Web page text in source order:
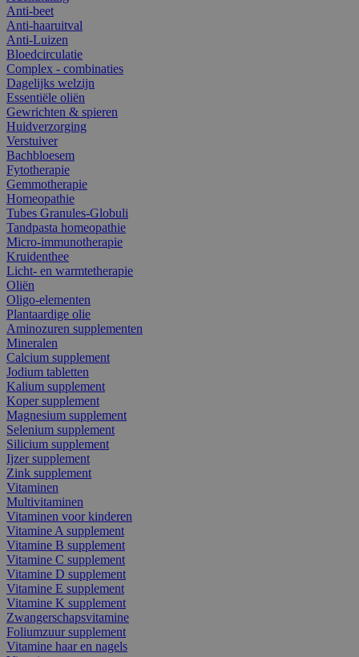
Anti-beet
Anti-haaruitval
Anti-Luizen
Bloedcirculatie
Complex - combinaties
Dagelijks welzijn
Essentiële oliën
Gewrichten & spieren
Huidverzorging
Verstuiver
Bachbloesem
Fytotherapie
Gemmotherapie
Homeopathie
Tubes Granules-Globuli
Tandpasta homeopathie
Micro-immunotherapie
Kruidenthee
Licht- en warmtetherapie
Oliën
Oligo-elementen
Plantaardige olie
Aminozuren supplementen
Mineralen
Calcium supplement
Jodium tabletten
Kalium supplement
Koper supplement
Magnesium supplement
Selenium supplement
Silicium supplement
Ijzer supplement
Zink supplement
Vitaminen
Multivitaminen
Vitaminen voor kinderen
Vitamine A supplement
Vitamine B supplement
Vitamine C supplement
Vitamine D supplement
Vitamine E supplement
Vitamine K supplement
Zwangerschapsvitamine
Foliumzuur supplement
Vitamine haar en nagels